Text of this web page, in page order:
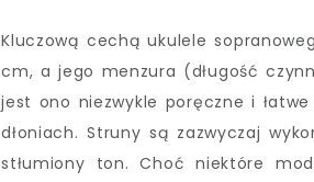
Kluczową cechą ukulele
cm, a jego menzura (długość
jest ono niezwykle poręczne i
dłoniach. Struny są zazwyczaj
stłumiony ton. Choć niektóre